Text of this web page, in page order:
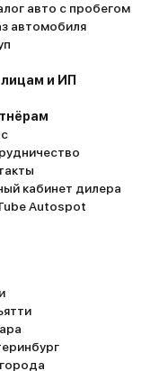
авто с пробегом
автомобиля
и ИП
кабинет дилера
Autospot